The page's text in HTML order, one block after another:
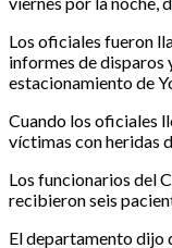
Los oficiales fueron
informes de disparos
estacionamiento de
Cuando los oficiales
víctimas con heridas
Los funcionarios del
recibieron seis
El departamento dijo